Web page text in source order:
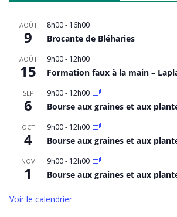
AOÛT
9
8h00- 16h00
Brocante de Bléharies
AOÛT
15
9h00- 12h00
Formation faux à la main –
SEP
6
9h00- 12h00
Bourse aux graines et aux
OCT
4
9h00- 12h00
Bourse aux graines et aux
NOV
1
9h00- 12h00
Bourse aux graines et aux
Voir le calendrier